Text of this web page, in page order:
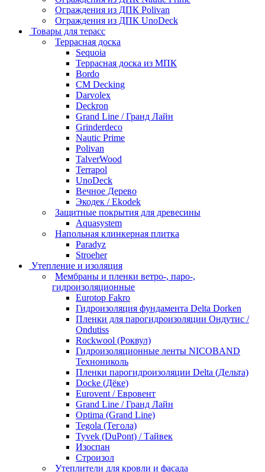
Ограждения из ДПК Polivan
Ограждения из ДПК UnoDeck
Товары для терасс
Террасная доска
Sequoia
Террасная доска из МПК
Bordo
CM Decking
Darvolex
Deckron
Grand Line / Гранд Лайн
Grinderdeco
Nautic Prime
Polivan
TalverWood
Terrapol
UnoDeck
Вечное Дерево
Экодек / Ekodek
Защитные покрытия для древесины
Aquasystem
Напольная клинкерная плитка
Paradyz
Stroeher
Утепление и изоляция
Мембраны и пленки ветро-, паро-,
гидроизоляционные
Eurotop Fakro
Гидроизоляция фундамента Delta Dorken
Пленки для парогидроизоляции Ондутис /
Ondutiss
Rockwool (Роквул)
Гидроизоляционные ленты NICOBAND
Технониколь
Пленки парогидроизоляции Delta (Дельта)
Docke (Дёке)
Eurovent / Евровент
Grand Line / Гранд Лайн
Optima (Grand Line)
Tegola (Тегола)
Tyvek (DuPont) / Тайвек
Изоспан
Строизол
Утеплители для кровли и фасада